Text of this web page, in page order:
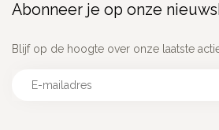
Abonneer je op onze
Blijf op de hoogte over onze laatste